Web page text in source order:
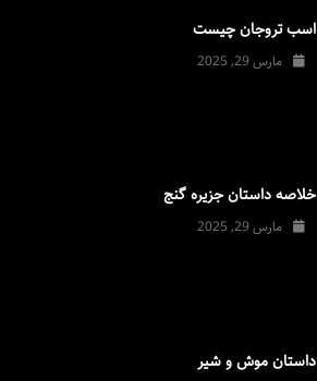
اسب تروجان چیست
مارس 29, 2025
خلاصه داستان جزیره گنج
مارس 29, 2025
داستان موش و شیر